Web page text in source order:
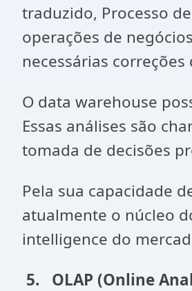
traduzido, Processo
operações de
necessárias
O data warehouse
Essas análises são
tomada de decisões
Pela sua capacidade
atualmente o núcleo
intelligence do
5. OLAP (Online